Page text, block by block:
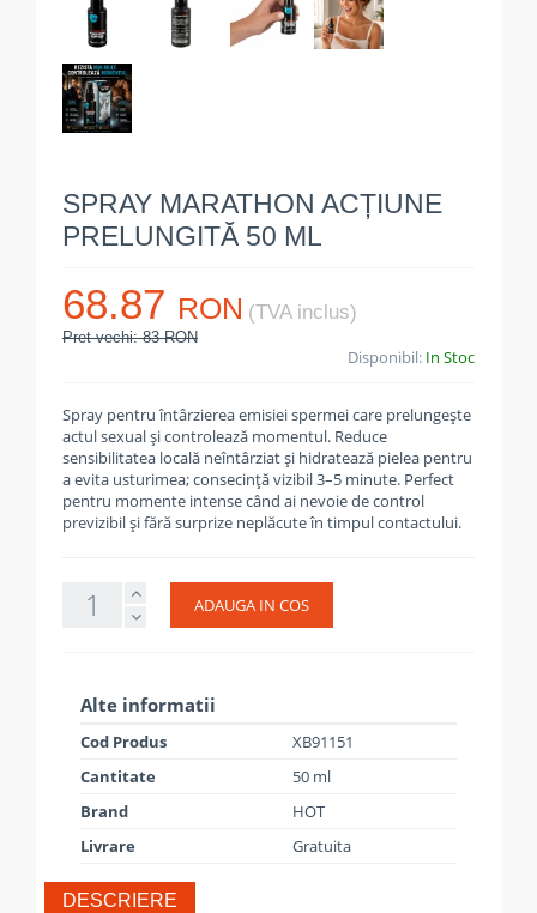
SPRAY MARATHON ACȚIUNE
PRELUNGITĂ 50 ML
68.87 RON (TVA inclus)
Pret vechi: 83 RON
Disponibil: In Stoc
Spray pentru întârzierea emisiei spermei care prelungește
actul sexual și controlează momentul. Reduce
sensibilitatea locală neîntârziat și hidratează pielea pentru
a evita usturimea; consecință vizibil 3–5 minute. Perfect
pentru momente intense când ai nevoie de control
previzibil și fără surprize neplăcute în timpul contactului.
ADAUGA IN COS
Alte informatii
Cod Produs
XB91151
Cantitate
50 ml
Brand
HOT
Livrare
Gratuita
DESCRIERE